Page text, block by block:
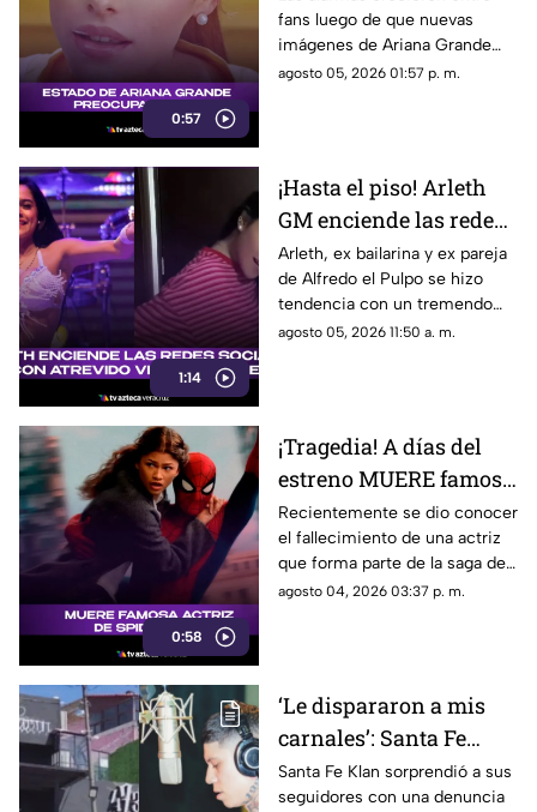
0:57
Grande tras revelar
estado actual
fans luego de que nuevas
imágenes de Ariana Grande
desataran preocupación por su
agosto 05, 2026 01:57 p. m.
1:14
¡Hasta el piso! Arleth
GM enciende las redes
sociales con atrevido
video de baile
Arleth, ex bailarina y ex pareja
de Alfredo el Pulpo se hizo
tendencia con un tremendo
baile que compartió en sus
agosto 05, 2026 11:50 a. m.
0:58
¡Tragedia! A días del
estreno MUERE famosa
actriz de Spider-Man;
esto se sabe
Recientemente se dio conocer
el fallecimiento de una actriz
que forma parte de la saga de
Spider-Man.
agosto 04, 2026 03:37 p. m.
‘Le dispararon a mis
carnales’: Santa Fe
Klan ROMPE el silencio
tras BALACERA en su
Santa Fe Klan sorprendió a sus
seguidores con una denuncia